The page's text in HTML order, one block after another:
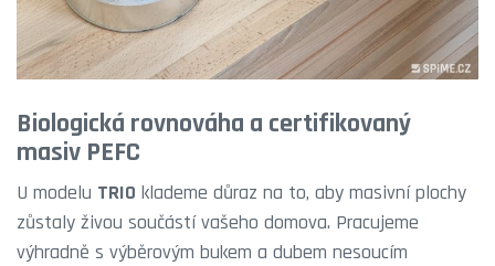
Biologická rovnováha a certifikovaný
masiv PEFC
U modelu TRIO klademe důraz na to, aby masivní plochy
zůstaly živou součástí vašeho domova. Pracujeme
výhradně s výběrovým bukem a dubem nesoucím